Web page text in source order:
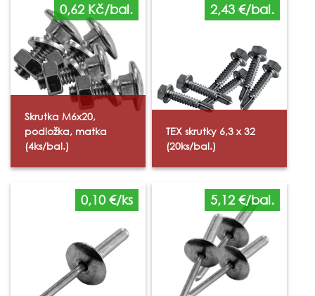
0,62 Kč/bal.
Skrutka M6x20,
podložka, matka
(4ks/bal.)
2,43 €/bal.
TEX skrutky 6,3 x 32
(20ks/bal.)
0,10 €/ks 5,12 €/bal.